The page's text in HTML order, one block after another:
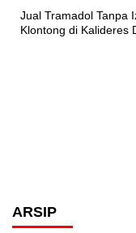
Jual Tramadol Tanpa
Klontong di Kalideres
ARSIP